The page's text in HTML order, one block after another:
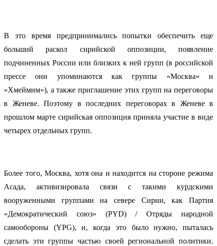
В это время предпринимались попытки обеспечить еще
больший раскол сирийской оппозиции, появление
подчиненных России или близких к ней групп (в российской
прессе они упоминаются как группы «Москва» и
«Хмеймим»), а также приглашение этих групп на переговоры
в Женеве. Поэтому в последних переговорах в Женеве в
прошлом марте сирийская оппозиция приняла участие в виде
четырех отдельных групп.
Более того, Москва, хотя она и находится на стороне режима
Асада, активизировала связи с такими курдскими
вооруженными группами на севере Сирии, как Партия
«Демократический союз» (PYD) / Отряды народной
самообороны (YPG), и, когда это было нужно, пыталась
сделать эти группы частью своей региональной политики.